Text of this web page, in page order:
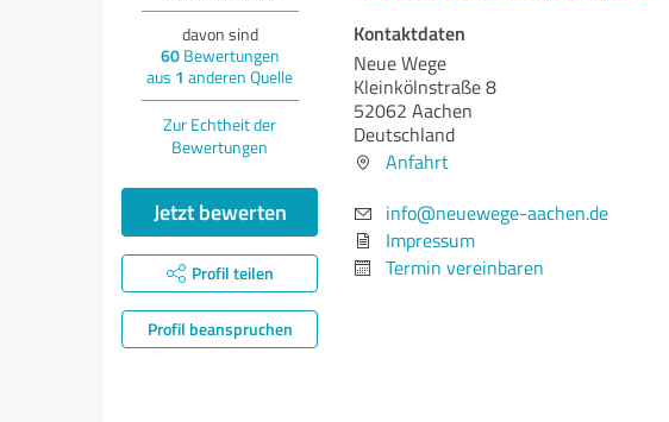
davon sind
60Bewertungen
aus 1 anderen Quelle
Zur Echtheit der
Bewertungen
Jetzt bewerten
Profil teilen
Profil beanspruchen
Kontaktdaten
Neue Wege
Kleinkölnstraße 8
52062 Aachen
Deutschland
Anfahrt
info@neuewege-aachen.de
Impressum
Termin vereinbaren